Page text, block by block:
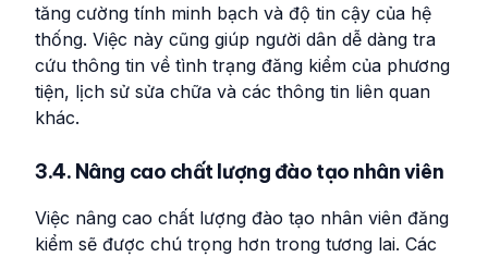
tăng cường tính minh bạch và độ tin cậy của hệ
thống. Việc này cũng giúp người dân dễ dàng tra
cứu thông tin về tình trạng đăng kiểm của phương
tiện, lịch sử sửa chữa và các thông tin liên quan
khác.
3.4. Nâng cao chất lượng đào tạo nhân viên
Việc nâng cao chất lượng đào tạo nhân viên đăng
kiểm sẽ được chú trọng hơn trong tương lai. Các